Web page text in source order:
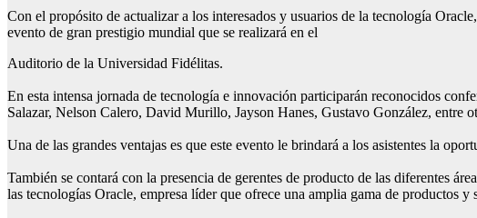
Con el propósito de actualizar a los interesados y usuarios de la tecnología
evento de gran prestigio mundial que se realizará en el
Auditorio de la Universidad Fidélitas.
En esta intensa jornada de tecnología e innovación participarán reconocidos
Salazar, Nelson Calero, David Murillo, Jayson Hanes, Gustavo González, entre
Una de las grandes ventajas es que este evento le brindará a los asistentes la
También se contará con la presencia de gerentes de producto de las diferentes
las tecnologías Oracle, empresa líder que ofrece una amplia gama de productos